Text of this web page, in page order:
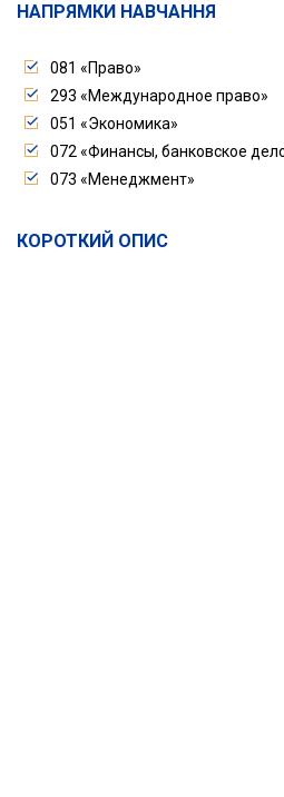
НАПРЯМКИ НАВЧАННЯ
081 «Право»
293 «Международное право»
051 «Экономика»
072 «Финансы, банковское
073 «Менеджмент»
КОРОТКИЙ ОПИС